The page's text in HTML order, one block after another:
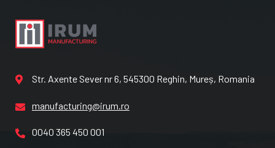
Str. Axente Sever nr 6, 545300 Reghin, Mureș, Romania
manufacturing@irum.ro
0040 365 450 001